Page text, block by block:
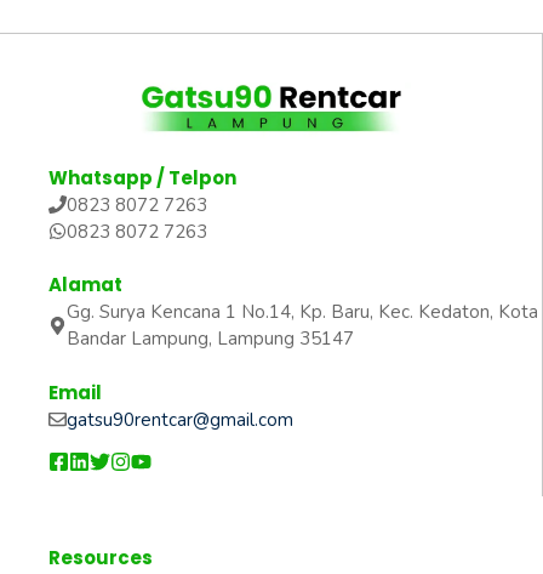
Whatsapp / Telpon
0823 8072 7263
0823 8072 7263
Alamat
Gg. Surya Kencana 1 No.14, Kp. Baru, Kec. Kedaton, Kota
Bandar Lampung, Lampung 35147
Email
gatsu90rentcar@gmail.com
Resources